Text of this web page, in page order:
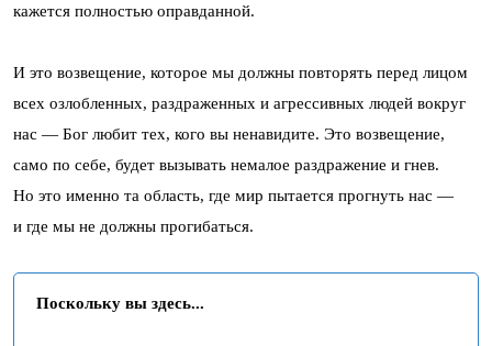
кажется полностью оправданной.
И это возвещение, которое мы должны повторять перед лицом
всех озлобленных, раздраженных и агрессивных людей вокруг
нас — Бог любит тех, кого вы ненавидите. Это возвещение,
само по себе, будет вызывать немалое раздражение и гнев.
Но это именно та область, где мир пытается прогнуть нас —
и где мы не должны прогибаться.
Поскольку вы здесь...